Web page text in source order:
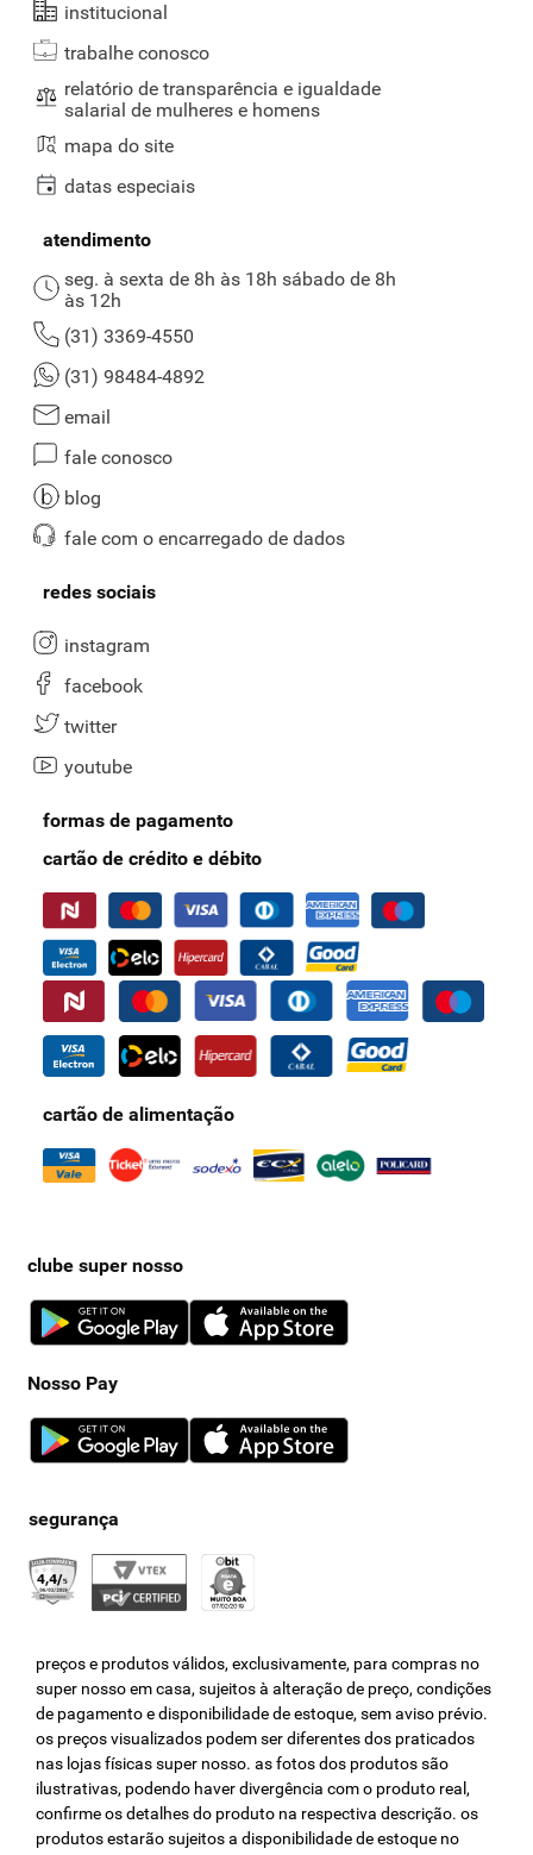
institucional
trabalhe conosco
relatório de transparência e igualdade
salarial de mulheres e homens
mapa do site
datas especiais
atendimento
seg. à sexta de 8h às 18h sábado de 8h
às 12h
(31) 3369-4550
(31) 98484-4892
email
fale conosco
blog
fale com o encarregado de dados
redes sociais
instagram
facebook
twitter
youtube
formas de pagamento
cartão de crédito e débito
cartão de alimentação
clube super nosso
Nosso Pay
preços e produtos válidos, exclusivamente, para compras no
super nosso em casa, sujeitos à alteração de preço, condições
de pagamento e disponibilidade de estoque, sem aviso prévio.
os preços visualizados podem ser diferentes dos praticados
nas lojas físicas super nosso. as fotos dos produtos são
ilustrativas, podendo haver divergência com o produto real,
confirme os detalhes do produto na respectiva descrição. os
produtos estarão sujeitos a disponibilidade de estoque no